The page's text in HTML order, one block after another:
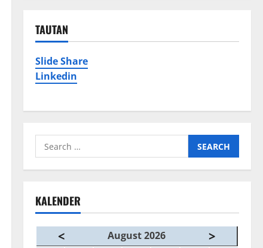
TAUTAN
Slide Share
Linkedin
Search
for:
KALENDER
< August 2026 >